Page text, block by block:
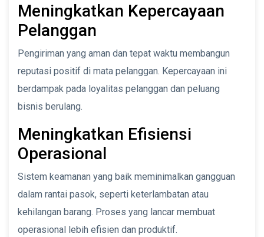
Meningkatkan Kepercayaan
Pelanggan
Pengiriman yang aman dan tepat waktu membangun
reputasi positif di mata pelanggan. Kepercayaan ini
berdampak pada loyalitas pelanggan dan peluang
bisnis berulang.
Meningkatkan Efisiensi
Operasional
Sistem keamanan yang baik meminimalkan gangguan
dalam rantai pasok, seperti keterlambatan atau
kehilangan barang. Proses yang lancar membuat
operasional lebih efisien dan produktif.